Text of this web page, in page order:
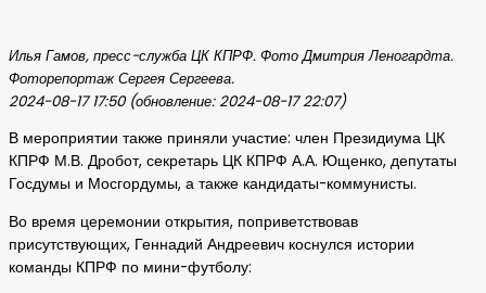
Илья Гамов, пресс-служба ЦК КПРФ. Фото Дмитрия Леногардта.
Фоторепортаж Сергея Сергеева.
2024-08-17 17:50 (обновление: 2024-08-17 22:07)
В мероприятии также приняли участие: член Президиума ЦК
КПРФ М.В. Дробот, секретарь ЦК КПРФ А.А. Ющенко, депутаты
Госдумы и Мосгордумы, а также кандидаты-коммунисты.
Во время церемонии открытия, поприветствовав
присутствующих, Геннадий Андреевич коснулся истории
команды КПРФ по мини-футболу: